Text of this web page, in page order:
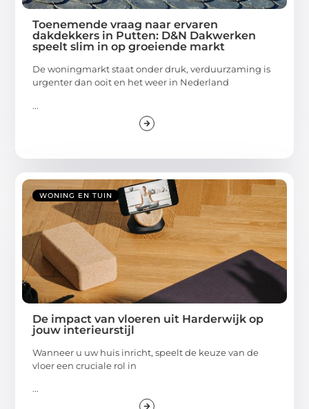
Toenemende vraag naar ervaren
dakdekkers in Putten: D&N Dakwerken
speelt slim in op groeiende markt
De woningmarkt staat onder druk, verduurzaming is
urgenter dan ooit en het weer in Nederland
...
WONING EN TUIN
De impact van vloeren uit Harderwijk op
jouw interieurstijl
Wanneer u uw huis inricht, speelt de keuze van de
vloer een cruciale rol in
...